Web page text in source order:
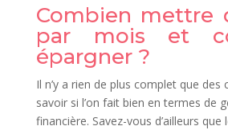
Combien mettre
par mois et
épargner ?
Il n’y a rien de plus complet que des
savoir si l’on fait bien en termes de
financière. Savez-vous d’ailleurs que